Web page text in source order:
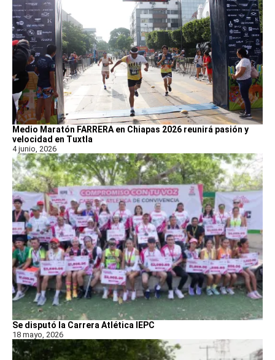
Medio Maratón FARRERA en Chiapas 2026 reunirá pasión y
velocidad en Tuxtla
4 junio, 2026
Se disputó la Carrera Atlética IEPC
18 mayo, 2026